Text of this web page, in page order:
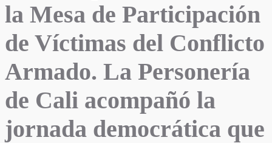
la Mesa de Participación
de Víctimas del Conflicto
Armado. La Personería
de Cali acompañó la
jornada democrática que